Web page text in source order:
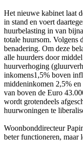
Het nieuwe kabinet laat
in stand en voert
huurbelasting in van
totale huursom. Volgens
benadering. Om deze
alle huurders door
huurverhoging
inkomens1,5% boven
middeninkomen 2,5%
van boven de Euro
wordt grotendeels
huurwoningen te
Woonbonddirecteur
beter functioneren, maar